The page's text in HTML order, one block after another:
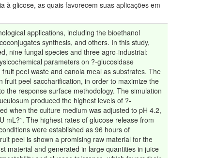
à glicose, as quais favorecem suas aplicações em
applications, including the bioethanol
synthesis, and others. In this study,
nine fungal species and three agro-industrial:
parameters on ?-glucosidase
peel waste and canola meal as substrates. The
peel saccharification, in order to maximize the
the response surface methodology. The simulation
produced the highest levels of ?-
when the culture medium was adjusted to pH 4.2,
mL?¹. The highest rates of glucose release from
were established as 96 hours of
peel is shown a promising raw material for the
material and generated in large quantities in juice